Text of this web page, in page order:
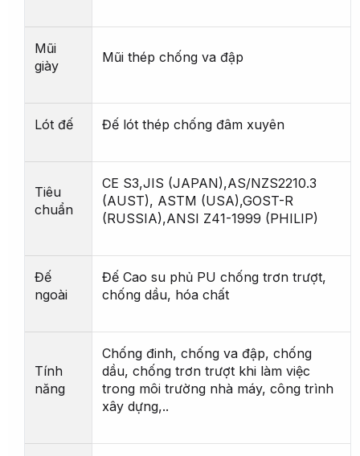
Mũi
giày
Mũi thép chống va đập
Lót đế Đế lót thép chống đâm xuyên
Tiêu
chuẩn
CE S3,JIS (JAPAN),AS/NZS2210.3
(AUST), ASTM (USA),GOST-R
(RUSSIA),ANSI Z41-1999 (PHILIP)
Đế
ngoài
Đế Cao su phủ PU chống trơn trượt,
chống dầu, hóa chất
Tính
năng
Chống đinh, chống va đập, chống
dầu, chống trơn trượt khi làm việc
trong môi trường nhà máy, công trình
xây dựng,..